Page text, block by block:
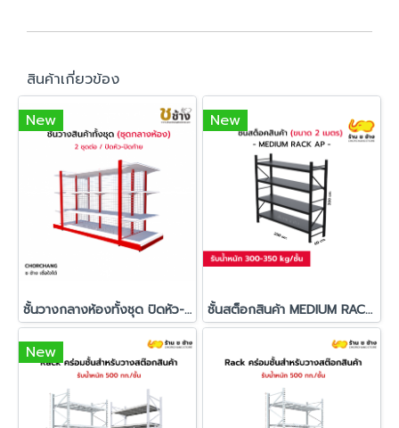
สินค้าเกี่ยวข้อง
New
ชั้นวางกลางห้องทั้งชุด ปิดหัว-ปิดท้าย - (ราคาเริ่มต้น 6,190 บาท)
New
ชั้นสต็อกสินค้า MEDIUM RACK AP ช ช้าง (รับน้ำหนัก 300-350 กก./ชั้น)
New